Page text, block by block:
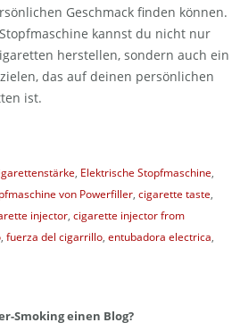
Geschmack finden können.
kannst du nicht nur
herstellen, sondern auch ein
das auf deinen persönlichen
ist.
, Elektrische Stopfmaschine,
von Powerfiller, cigarette taste,
injector, cigarette injector from
, fuerza del cigarrillo, entubadora electrica,
Smoking einen Blog?